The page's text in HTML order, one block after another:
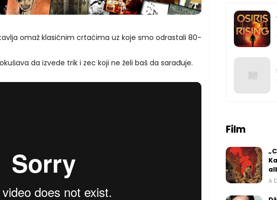
omaž klasičnim crtaćima uz koje smo odrastali 80-
da izvede trik i zec koji ne želi baš da sarađuje.
Film
A